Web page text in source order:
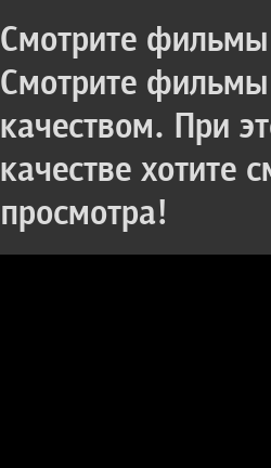
Смотрите
Смотрите
качеством. При
качестве хотите
просмотра!